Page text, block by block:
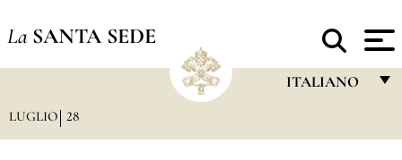
La SANTA SEDE
ITALIANO
LUGLIO 28